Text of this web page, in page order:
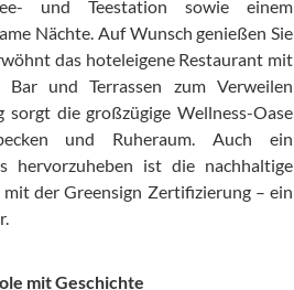
und Teestation sowie einem
Nächte. Auf Wunsch genießen Sie
das hoteleigene Restaurant mit
Bar und Terrassen zum Verweilen
die großzügige Wellness-Oase
und Ruheraum. Auch ein
hervorzuheben ist die nachhaltige
der Greensign Zertifizierung – ein
mit Geschichte